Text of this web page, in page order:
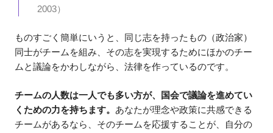
2003）
ものすごく簡単にいうと、同じ志を持ったもの（政治家）
同士がチームを組み、その志を実現するためにほかのチー
ムと議論をかわしながら、法律を作っているのです。
チームの人数は一人でも多い方が、国会で議論を進めてい
くための力を持ちます。 あなたが理念や政策に共感できる
チームがあるなら、そのチームを応援することが、自分の